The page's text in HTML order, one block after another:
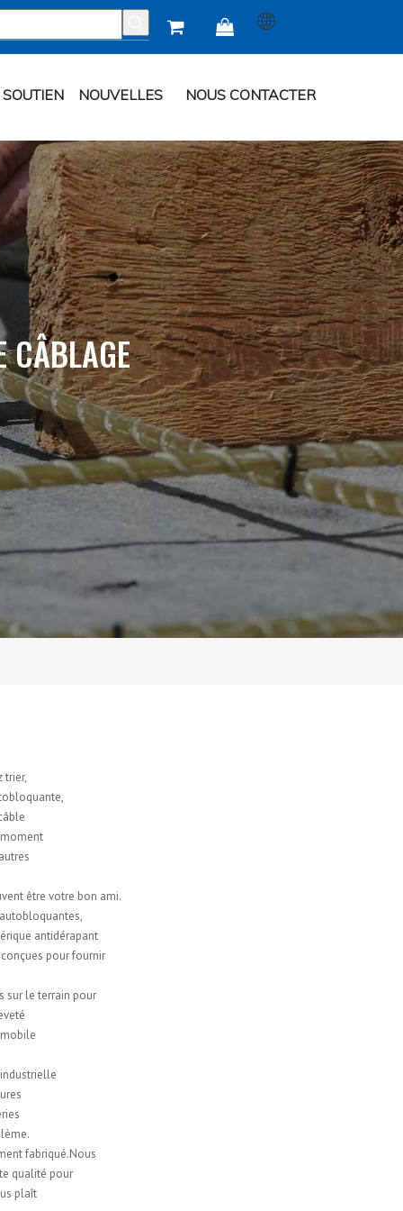
 
SOUTIEN NOUVELLES NOUS CONTACTER
CÂBLAGE
trier,
être votre bon ami.
antidérapant
pour fournir
sur le terrain pour
fabriqué.Nous
qualité pour
plaît